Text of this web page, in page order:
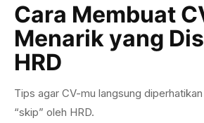
Cara Membuat
Menarik yang
HRD
Tips agar CV-mu langsung
“skip” oleh HRD.